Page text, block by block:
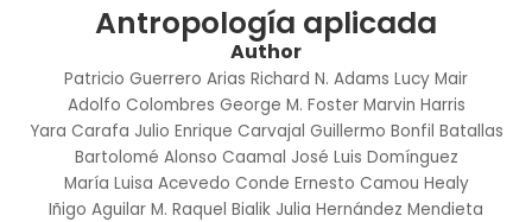
Antropología aplicada
Author
Patricio Guerrero Arias Richard N. Adams Lucy Mair
Adolfo Colombres George M. Foster Marvin Harris
Yara Carafa Julio Enrique Carvajal Guillermo Bonfil Batallas
Bartolomé Alonso Caamal José Luis Domínguez
María Luisa Acevedo Conde Ernesto Camou Healy
Iñigo Aguilar M. Raquel Bialik Julia Hernández Mendieta